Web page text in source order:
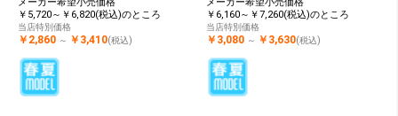
￥5,720～￥6,820(税込)のところ
当店特別価格
￥2,860 ～ ￥3,410(税込)
￥6,160～￥7,260(税込)のところ
当店特別価格
￥3,080 ～ ￥3,630(税込)